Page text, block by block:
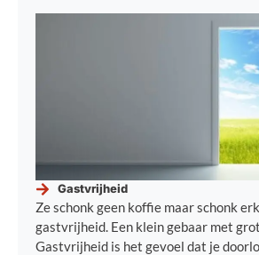
Gastvrijheid
Ze schonk geen koffie maar schonk
gastvrijheid. Een klein gebaar met
Gastvrijheid is het gevoel dat je